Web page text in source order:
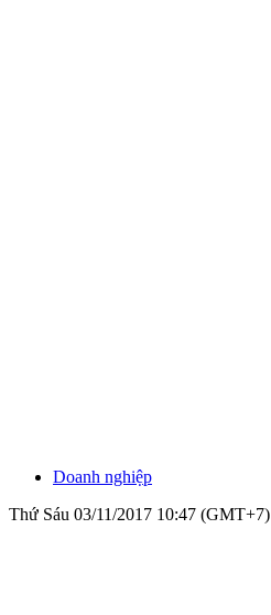
Doanh nghiệp
Thứ Sáu 03/11/2017 10:47 (GMT+7)